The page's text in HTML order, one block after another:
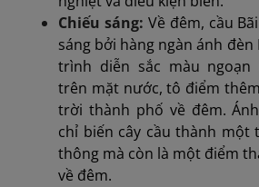
Chiếu sáng: Về đêm, cầu
sáng bởi hàng ngàn ánh đèn
trình diễn sắc màu ngoạn
trên mặt nước, tô điểm
trời thành phố về đêm.
chỉ biến cây cầu thành một
thông mà còn là một điểm
về đêm.